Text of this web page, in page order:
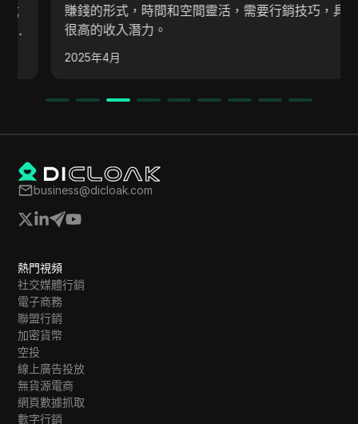
賺錢的形式，時間和空間靈活，需要行銷技巧，具有
很高的收入潛力。
2025年4月
business@dicloak.com
熱門視頻
社交媒體行銷
電子商務
聯盟行銷
加密貨幣
空投
線上廣告投放
無貨源電商
網頁數據抓取
數字行銷